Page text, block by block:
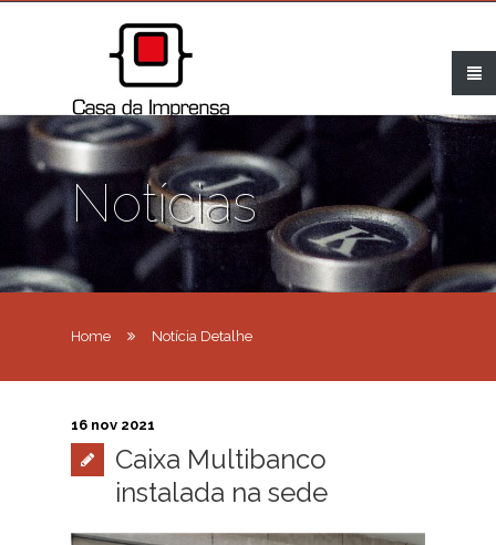
Notícias
Home Notícia Detalhe
16 nov 2021
Caixa Multibanco
instalada na sede